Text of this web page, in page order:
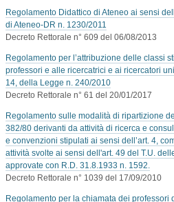
Regolamento Didattico di Ateneo ai sensi
di Ateneo-DR n. 1230/2011
Decreto Rettorale n° 609 del 06/08/2013
Regolamento per l’attribuzione delle classi
professori e alle ricercatrici e ai ricercatori
14, della Legge n. 240/2010
Decreto Rettorale n° 61 del 20/01/2017
Regolamento sulle modalità di ripartizione
382/80 derivanti da attività di ricerca e
e convenzioni stipulati ai sensi dell’art. 4,
attività svolte ai sensi dell'art. 49 del T.U.
approvate con R.D. 31.8.1933 n. 1592.
Decreto Rettorale n° 1039 del 17/09/2010
Regolamento per la chiamata dei professori